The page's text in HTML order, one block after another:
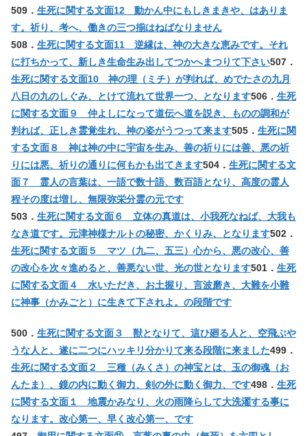
509． 生死に関する文面12 動かん中にもしきまきや、はありま
す。祈り、考へ、働きの三つ揃はねばなりません
508． 生死に関する文面11 逆縁は、神の大きな恵みです。それ
に打ちかって、新しき生命生み出してつかへまつりて下さい507．
生死に関する文面10 神の理（ミチ）が判れば、めでたさの九月
八日の九のしぐみ、とけて流れて世界一つ、となります506． 生死
に関する文面９ 仲よしになって道伝へ道を説き、ものの調和が
判れば、正しき霊覚生れ、神の姿がうつって来ます505． 生死に関
する文面８ 神は神の中に宇宙を生み、善の祈りには善、悪の祈
りには悪、祈りの通りに何もかも出てきます504． 生死に関する文
面７ 霊人の言葉は、一語で数十語、数百語となり、高度の霊人
程その度は増し、無限弥栄分霊の元です
503． 生死に関する文面６ 立体の真道は、小我死なねば、大我も
なき道です。元津神様ナルトの秘密、かくりみ、となります502．
生死に関する文面５ マツ（九二、五三）心から、悪の改心、善
の改心を次々進めると、善悪ない世、光の世となります501． 生死
に関する文面４ 水いただき、お土握り、言波磨き、大難を小難
に神事（かみごと）に生きて下されよ。の段階です
500． 生死に関する文面３ 獣となりて、這ひ廻る人と、空飛ぶや
うな人と、遂に二つにハッキリ分かりて来る段階に来ました499．
生死に関する文面２ 三種（みくさ）の神宝とは、玉の御魂（お
んたま）、鏡の内に動く御力、剣の外に動く御力、です498． 生死
に関する文面１ 地震かみなり、火の雨降らして大洗濯する事に
なります。改心第一、早く改心第一、です